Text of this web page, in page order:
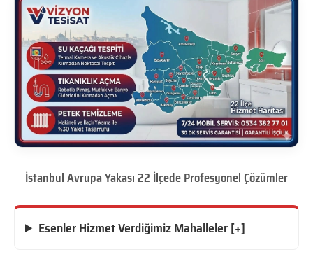
İstanbul Avrupa Yakası 22 İlçede Profesyonel Çözümler
Esenler Hizmet Verdiğimiz Mahalleler [+]